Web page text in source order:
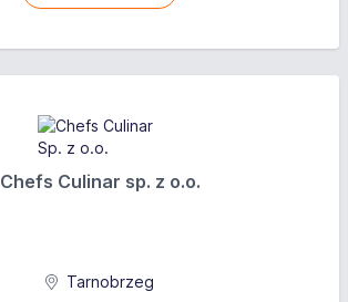
Chefs Culinar sp. z o.o.
Tarnobrzeg